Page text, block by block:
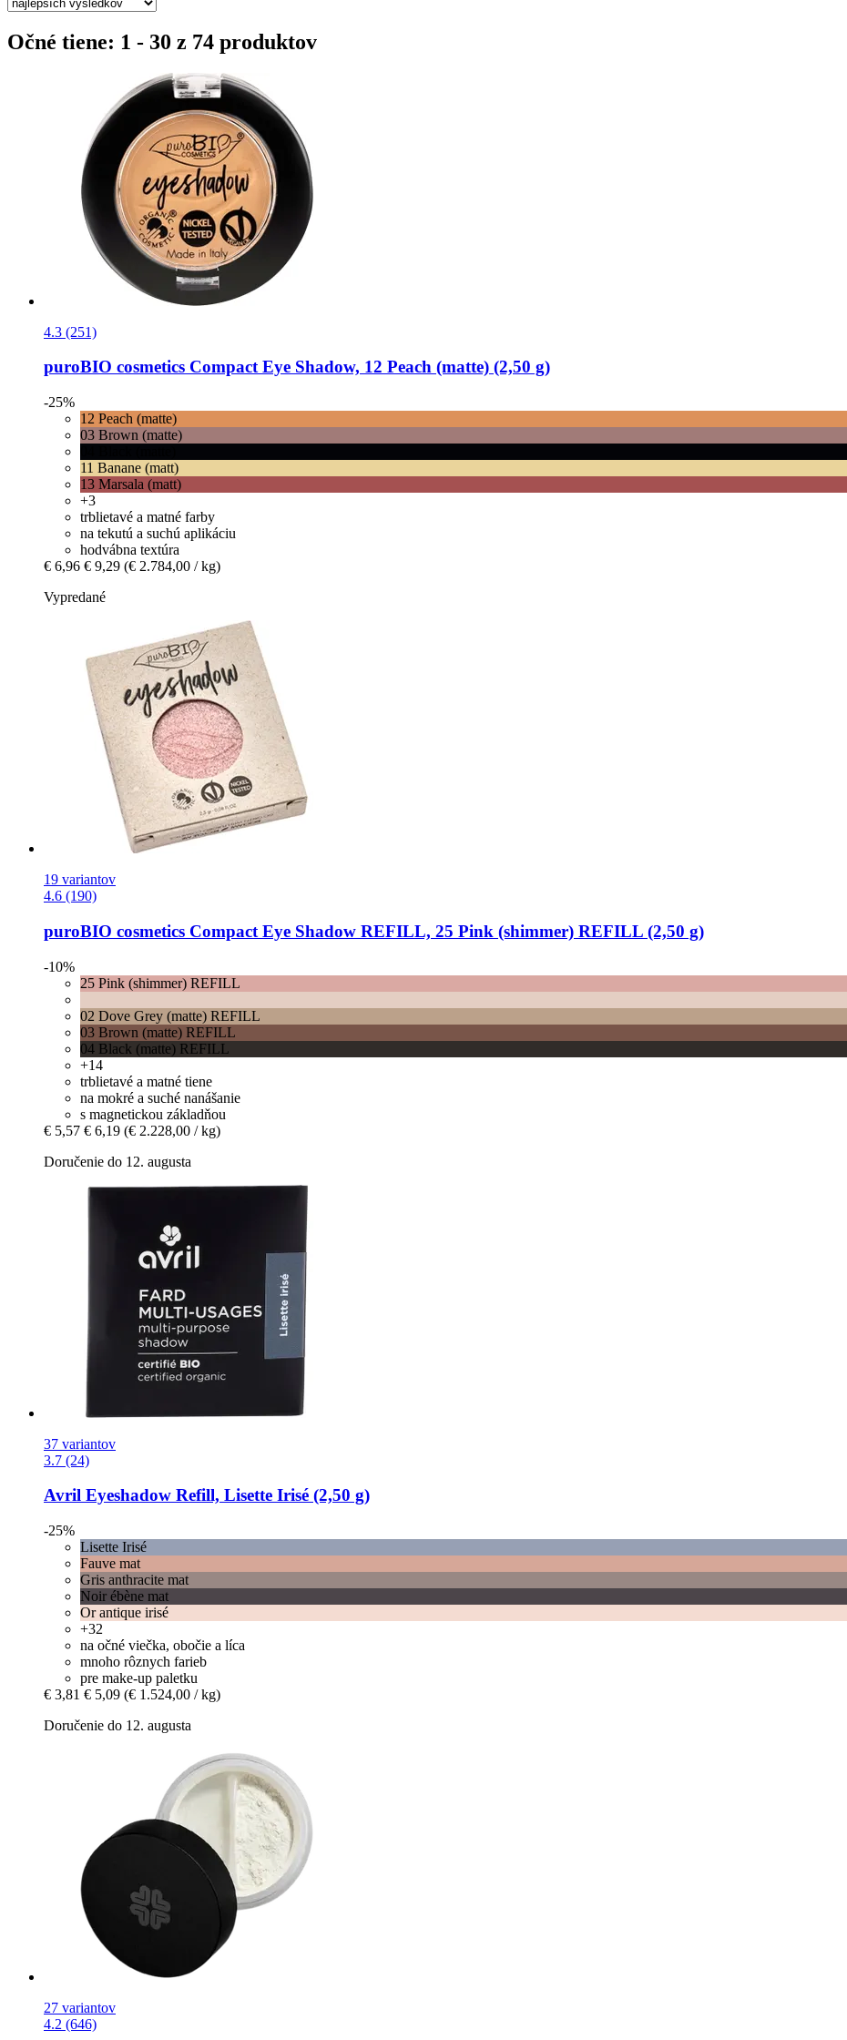
Očné tiene: 1 - 30 z 74 produktov
4.3 (251)
puroBIO cosmetics Compact Eye Shadow, 12 Peach (matte) (2,50 g)
-25%
12 Peach (matte)
03 Brown (matte)
11 Banane (matt)
13 Marsala (matt)
+3
trblietavé a matné farby
na tekutú a suchú aplikáciu
hodvábna textúra
€ 6,96 € 9,29 (€ 2.784,00 / kg)
Vypredané
19 variantov
4.6 (190)
puroBIO cosmetics Compact Eye Shadow REFILL, 25 Pink (shimmer) REFILL (2,50 g)
-10%
25 Pink (shimmer) REFILL
02 Dove Grey (matte) REFILL
03 Brown (matte) REFILL
04 Black (matte) REFILL
+14
trblietavé a matné tiene
na mokré a suché nanášanie
s magnetickou základňou
€ 5,57 € 6,19 (€ 2.228,00 / kg)
Doručenie do 12. augusta
37 variantov
3.7 (24)
Avril Eyeshadow Refill, Lisette Irisé (2,50 g)
-25%
Lisette Irisé
Fauve mat
Gris anthracite mat
Noir ébène mat
Or antique irisé
+32
na očné viečka, obočie a líca
mnoho rôznych farieb
pre make-up paletku
€ 3,81 € 5,09 (€ 1.524,00 / kg)
Doručenie do 12. augusta
27 variantov
4.2 (646)